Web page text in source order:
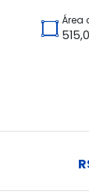
Área